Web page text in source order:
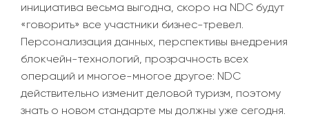
инициатива весьма выгодна, скоро на NDC будут
«говорить» все участники бизнес-тревел.
Персонализация данных, перспективы внедрения
блокчейн-технологий, прозрачность всех
операций и многое-многое другое: NDC
действительно изменит деловой туризм, поэтому
знать о новом стандарте мы должны уже сегодня.